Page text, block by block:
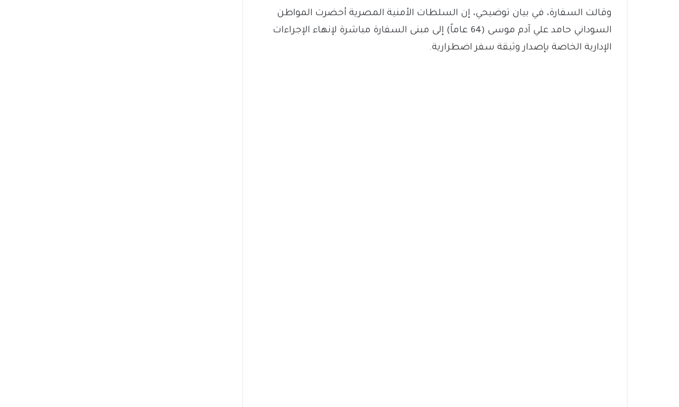
وقالت السفارة، في بيان توضيحي، إن السلطات الأمنية المصرية أحضرت المواطن
السوداني حامد علي آدم موسى (64 عاماً) إلى مبنى السفارة مباشرة لإنهاء الإجراءات
الإدارية الخاصة بإصدار وثيقة سفر اضطرارية.